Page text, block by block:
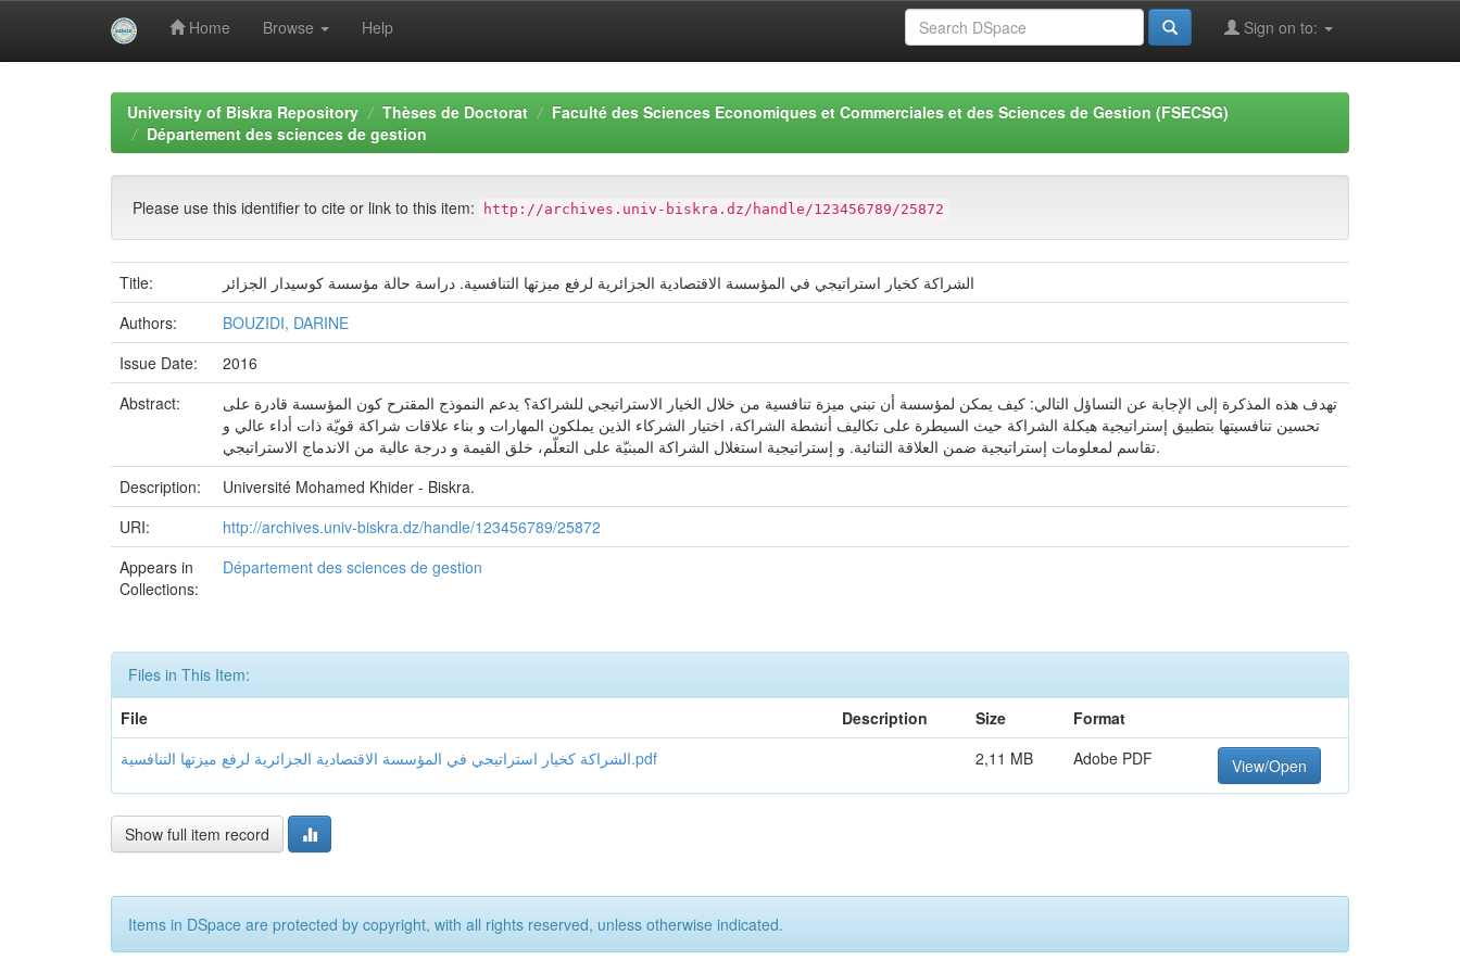
Home Browse Help Sign on to:
University of Biskra Repository Thèses de Doctorat
Faculté des Sciences Economiques et Commerciales et des Sciences de Gestion (FSECSG)
Département des sciences de gestion
Please use this identifier to cite or link to this item: http://archives.univ-biskra.dz/handle/123456789/25872
Title:
الشراكة كخيار استراتيجي في المؤسسة الاقتصادية الجزائرية لرفع ميزتها التنافسية. دراسة حالة مؤسسة كوسيدار الجزائر
Authors:
BOUZIDI, DARINE
Issue Date:
2016
Abstract:
تهدف هذه المذكرة إلى الإجابة عن التساؤل التالي: كيف يمكن لمؤسسة أن تبني ميزة تنافسية من خلال الخيار الاستراتيجي للشراكة؟ يدعم النموذج المقترح كون المؤسسة قادرة على
تحسين تنافسيتها بتطبيق إستراتيجية هيكلة الشراكة حيث السيطرة على تكاليف أنشطة الشراكة، اختيار الشركاء الذين يملكون المهارات و بناء علاقات شراكة قويّة ذات أداء عالي و
تقاسم لمعلومات إستراتيجية ضمن العلاقة الثنائية. و إستراتيجية استغلال الشراكة المبنيّة على التعلّم، خلق القيمة و درجة عالية من الاندماج الاستراتيجي.
Description:
Université Mohamed Khider - Biskra.
URI:
http://archives.univ-biskra.dz/handle/123456789/25872
Appears in
Collections:
Département des sciences de gestion
Files in This Item:
File
Description Size
Format
الشراكة كخيار استراتيجي في المؤسسة الاقتصادية الجزائرية لرفع ميزتها التنافسية.pdf
2,11 MB Adobe PDF View/Open
Show full item record
Items in DSpace are protected by copyright, with all rights reserved, unless otherwise indicated.